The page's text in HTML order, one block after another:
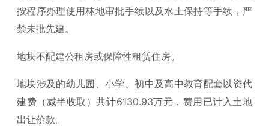
按程序办理使用林地审批手续以及水土保持等手续，严
禁未批先建。
地块不配建公租房或保障性租赁住房。
地块涉及的幼儿园、小学、初中及高中教育配套以资代
建费（减半收取）共计6130.93万元，费用已计入土地
出让价款。